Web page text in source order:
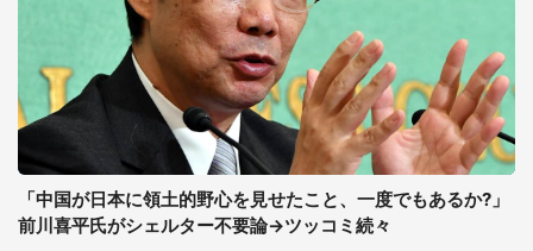
「中国が日本に領土的野心を見せたこと、一度でもあるか?」
前川喜平氏がシェルター不要論→ツッコミ続々